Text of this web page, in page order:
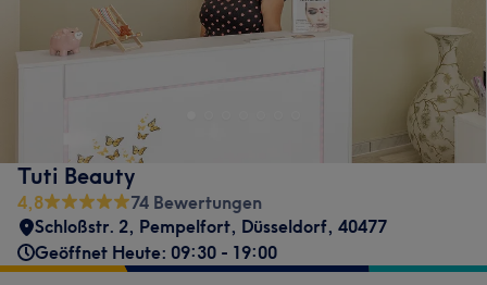
Tuti Beauty
4,8
74 Bewertungen
Schloßstr. 2, Pempelfort, Düsseldorf, 40477
Geöffnet Heute: 09:30 - 19:00